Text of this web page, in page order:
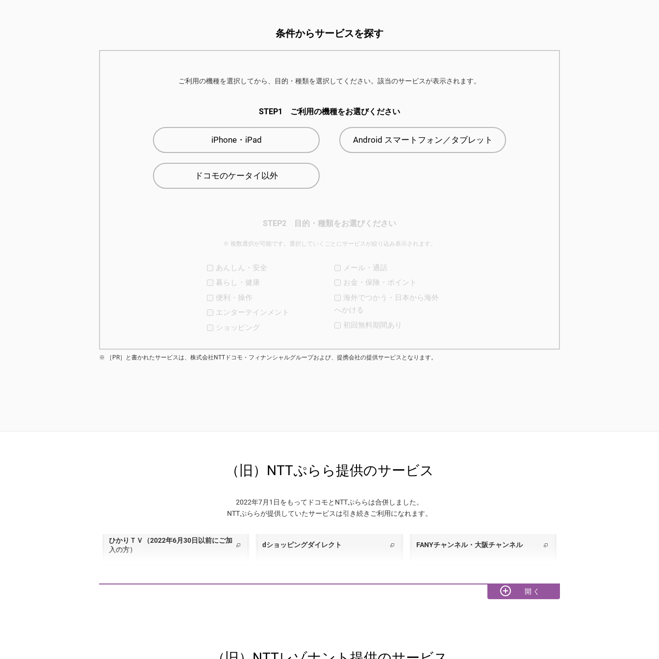
条件からサービスを探す
ご利用の機種を選択してから、目的・種類を選択してください。該当のサービスが表示されます。
STEP1 ご利用の機種をお選びください
iPhone・iPad Android スマートフォン／タブレット
ドコモのケータイ以外
STEP2 目的・種類をお選びください
複数選択が可能です。選択していくごとにサービスが絞り込み表示されます。
あんしん・安全
暮らし・健康
便利・操作
エンターテインメント
ショッピング
メール・通話
お金・保険・ポイント
海外でつかう・日本から海外
へかける
初回無料期間あり
［PR］と書かれたサービスは、株式会社NTTドコモ・フィナンシャルグループおよび、提携会社の提供サービスとなります。
（旧）NTTぷらら提供のサービス
2022年7月1日をもってドコモとNTTぷららは合併しました。
NTTぷららが提供していたサービスは引き続きご利用になれます。
ひかりＴＶ（2022年6月30日以前にご加
入の方）
dショッピングダイレクト FANYチャンネル・大阪チャンネル